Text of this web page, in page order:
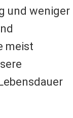
und weniger
meist